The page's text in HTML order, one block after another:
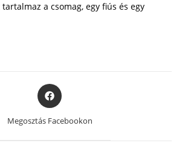
a csomag, egy fiús és egy
Opens
in
a
Megosztás Facebookon